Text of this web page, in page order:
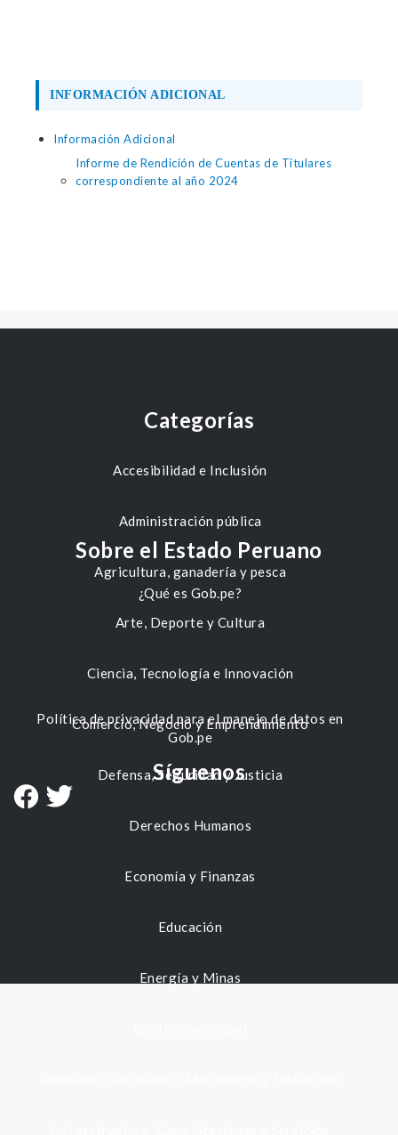
INFORMACIÓN ADICIONAL
Información Adicional
Informe de Rendición de Cuentas de Titulares
correspondiente al año 2024
Categorías
Accesibilidad e Inclusión
Administración pública
Agricultura, ganadería y pesca
Arte, Deporte y Cultura
Ciencia, Tecnología e Innovación
Comercio, Negocio y Emprendimiento
Defensa, Seguridad y Justicia
Derechos Humanos
Economía y Finanzas
Educación
Energía y Minas
Sobre el Estado Peruano
¿Qué es Gob.pe?
Política de privacidad para el manejo de datos en
Gob.pe
Síguenos